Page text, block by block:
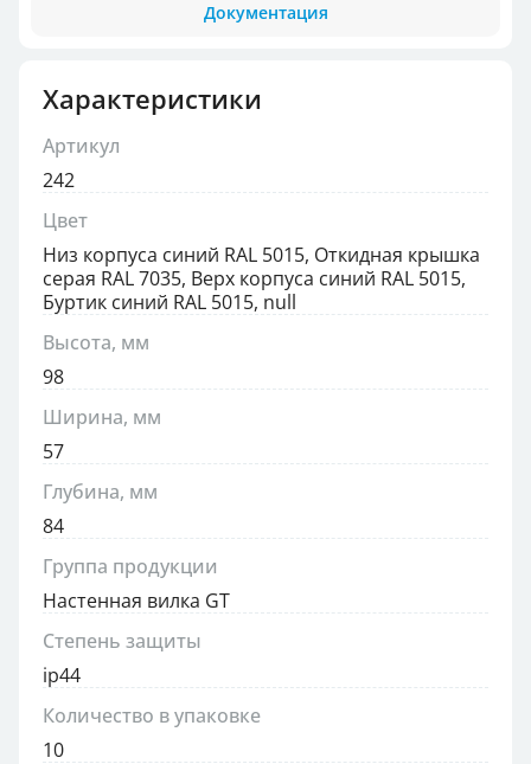
Документация
Характеристики
Артикул
242
Цвет
Низ корпуса синий RAL 5015, Откидная крышка
серая RAL 7035, Верх корпуса синий RAL 5015,
Буртик синий RAL 5015, null
Высота, мм
98
Ширина, мм
57
Глубина, мм
84
Группа продукции
Настенная вилка GT
Степень защиты
ip44
Количество в упаковке
10